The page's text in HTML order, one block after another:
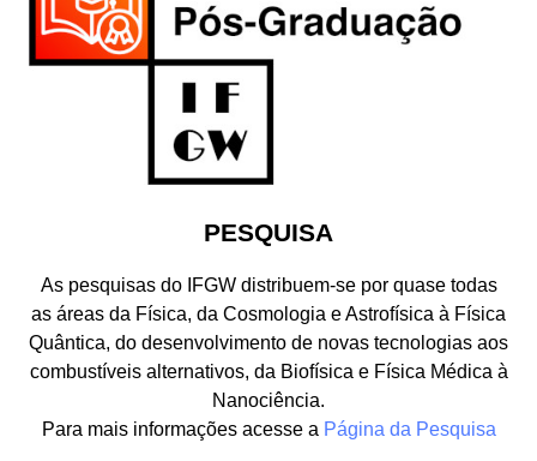
PESQUISA
As pesquisas do IFGW distribuem-se por quase todas
as áreas da Física, da Cosmologia e Astrofísica à Física
Quântica, do desenvolvimento de novas tecnologias aos
combustíveis alternativos, da Biofísica e Física Médica à
Nanociência.
Para mais informações acesse a Página da Pesquisa